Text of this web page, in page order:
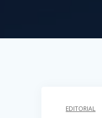
EDITORIAL